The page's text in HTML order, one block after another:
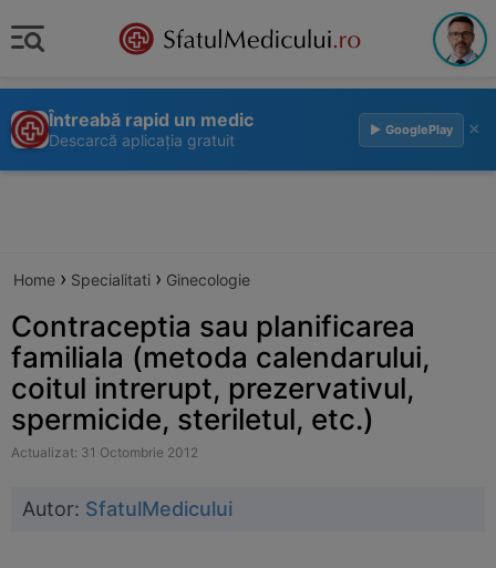
Întreabă rapid un medic
Descarcă aplicația gratuit
▶ GooglePlay ×
Home › Specialitati › Ginecologie
Contraceptia sau planificarea
familiala (metoda calendarului,
coitul intrerupt, prezervativul,
spermicide, steriletul, etc.)
Actualizat: 31 Octombrie 2012
Autor: SfatulMedicului